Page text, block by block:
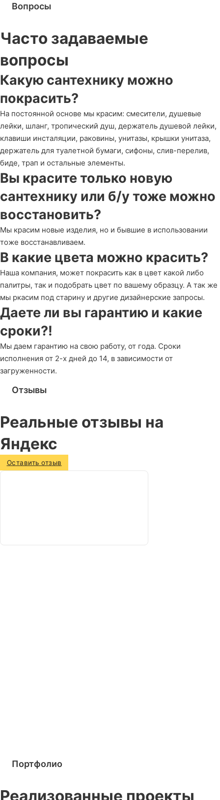
Вопросы
Часто задаваемые
вопросы
Какую сантехнику можно
покрасить?
На постоянной основе мы красим: смесители, душевые
лейки, шланг, тропический душ, держатель душевой лейки,
клавиши инсталяции, раковины, унитазы, крышки унитаза,
держатель для туалетной бумаги, сифоны, слив-перелив,
биде, трап и остальные элементы.
Вы красите только новую
сантехнику или б/у тоже можно
восстановить?
Мы красим новые изделия, но и бывшие в использовании
тоже восстанавливаем.
В какие цвета можно красить?
Наша компания, может покрасить как в цвет какой либо
палитры, так и подобрать цвет по вашему образцу. А так же
мы ркасим под старину и другие дизайнерские запросы.
Даете ли вы гарантию и какие
сроки?!
Мы даем гарантию на свою работу, от года. Сроки
исполнения от 2-х дней до 14, в зависимости от
загруженности.
Отзывы
Реальные отзывы на
Яндекс
Оставить отзыв
Портфолио
Реализованные проекты